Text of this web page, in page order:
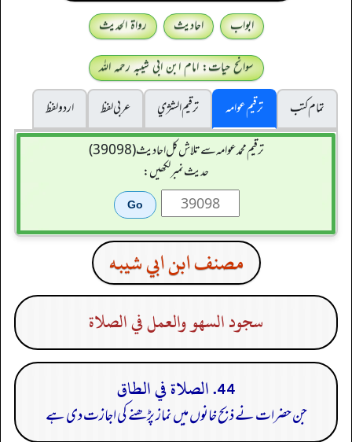
ابواب احادیث
رواۃ الحدیث
سوانح حیات: امام ابن ابی شیبہ رحمہ اللہ
تمام کتب
ترقیم عوامہ ترقيم الشژي عربی لفظ
اردو لفظ
ترقیم محمدعوامہ سے تلاش کل احادیث (39098)
حدیث نمبر لکھیں:
مصنف ابن ابي شيبه
سجود السهو والعمل في الصلاة
44. الصلاة في الطاق
جن حضرات نے ذبح خانوں میں نماز پڑھنے کی اجازت دی ہے